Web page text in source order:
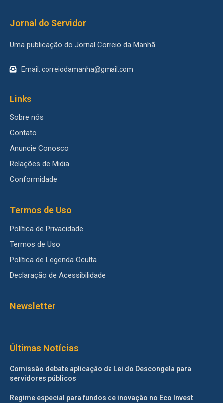
Jornal do Servidor
Uma publicação do Jornal Correio da Manhã.
Email: correiodamanha@gmail.com
Links
Sobre nós
Contato
Anuncie Conosco
Relações de Midia
Conformidade
Termos de Uso
Política de Privacidade
Termos de Uso
Política de Legenda Oculta
Declaração de Acessibilidade
Newsletter
Últimas Notícias
Comissão debate aplicação da Lei do Descongela para
servidores públicos
Regime especial para fundos de inovação no Eco Invest